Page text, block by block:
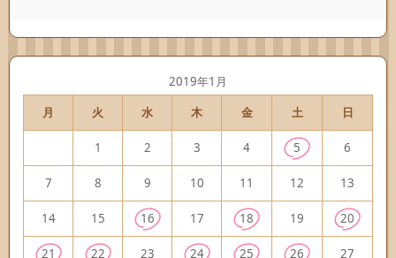
2019年1月
月
火 水 木 金 土 日
1 2 3 4 5 6
7 8 9 10 11 12 13
14 15 16 17 18 19 20
21 22 23 24 25 26 27